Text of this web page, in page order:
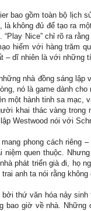
bao gồm toàn bộ
là không đủ để tạo ra
“Play Nice” chỉ rõ ra
hiểm với hàng trăm
– dĩ nhiên là với những
nhà đồng sáng
nó là game dành
một hành tinh sa mạc,
khai thác vàng
Westwood nói với
phong cách riêng
niệm quen thuộc.
phát triển già đi, họ
anh ta nói rằng
thứ văn hóa nảy
bao giờ về nhà.